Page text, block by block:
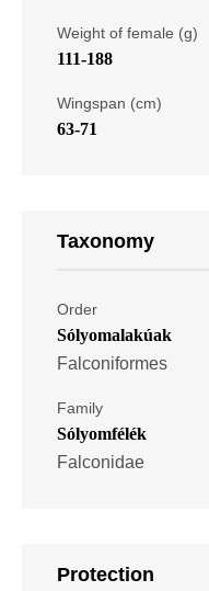
Weight of female (g)
111-188
Wingspan (cm)
63-71
Taxonomy
Order
Sólyomalakúak
Falconiformes
Family
Sólyomfélék
Falconidae
Protection